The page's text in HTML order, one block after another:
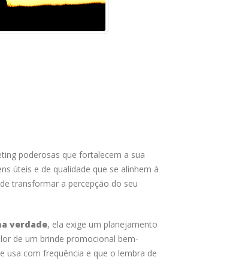
poderosas que fortalecem a sua
úteis e de qualidade que se alinhem à
transformar a percepção do seu
verdade, ela exige um planejamento
de um brinde promocional bem-
usa com frequência e que o lembra de